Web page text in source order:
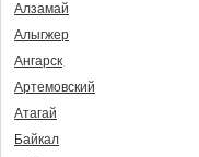
Алзамай
Алыгжер
Ангарск
Артемовский
Атагай
Байкал